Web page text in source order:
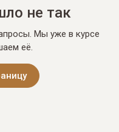
не так
Мы уже в курсе
её.